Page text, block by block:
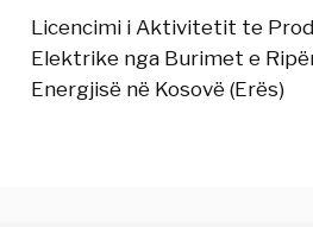
Licencimi i Aktivitetit te
Elektrike nga Burimet e
Energjisë në Kosovë (Erës)